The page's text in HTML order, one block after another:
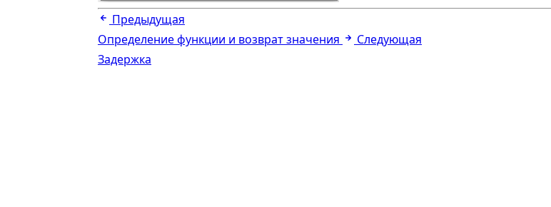
Предыдущая
Определение функции и возврат значения
Следующая
Задержка